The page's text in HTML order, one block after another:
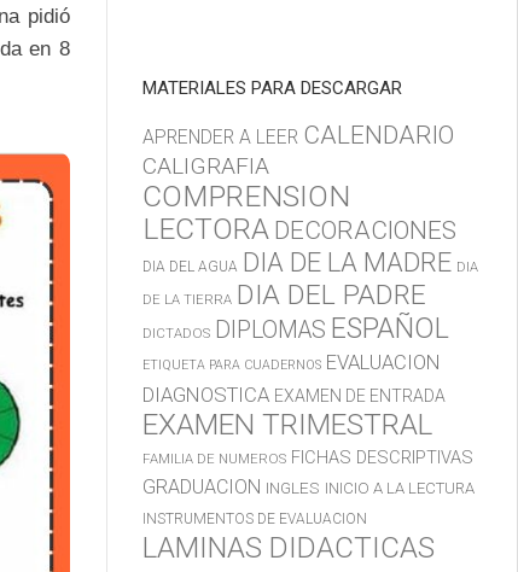
pidió
en 8
MATERIALES PARA DESCARGAR
APRENDER A LEER CALENDARIO
CALIGRAFIA
COMPRENSION
LECTORA DECORACIONES
DIA DEL AGUA DIA DE LA MADRE DIA
DE LA TIERRA DIA DEL PADRE
DICTADOS DIPLOMAS ESPAÑOL
ETIQUETA PARA CUADERNOS EVALUACION
DIAGNOSTICA EXAMEN DE ENTRADA
EXAMEN TRIMESTRAL
FAMILIA DE NUMEROS FICHAS DESCRIPTIVAS
GRADUACION INGLES INICIO A LA LECTURA
INSTRUMENTOS DE EVALUACION
LAMINAS DIDACTICAS